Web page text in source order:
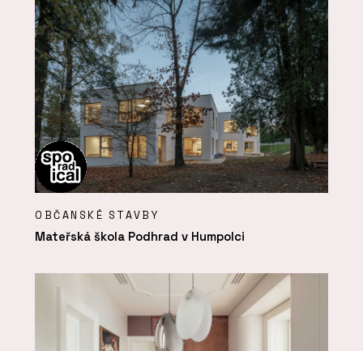
OBČANSKÉ STAVBY
Mateřská škola Podhrad v Humpolci